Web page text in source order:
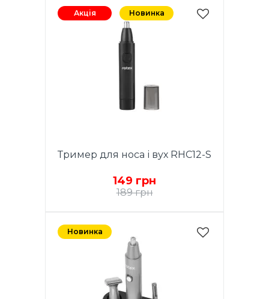
Акція Новинка
Тример для носа і вух RHC12-S
149 грн
189 грн
Новинка